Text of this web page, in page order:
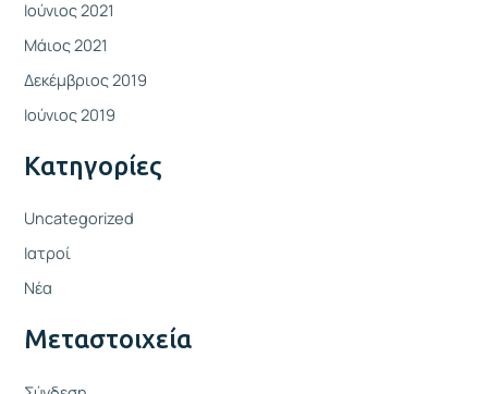
Ιούνιος 2021
Μάιος 2021
Δεκέμβριος 2019
Ιούνιος 2019
Kατηγορίες
Uncategorized
Ιατροί
Νέα
Μεταστοιχεία